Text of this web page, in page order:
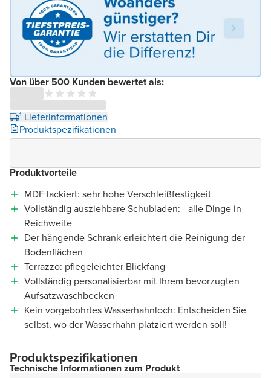
Von über 500 Kunden bewertet als:
¹ Lieferinformationen
Produktspezifikationen
Produktvorteile
MDF lackiert: sehr hohe Verschleißfestigkeit
Vollständig ausziehbare Schubladen: - alle Dinge in
Reichweite
Der hängende Schrank erleichtert die Reinigung der
Bodenflächen
Terrazzo: pflegeleichter Blickfang
Vollständig personalisierbar mit Ihrem bevorzugten
Aufsatzwaschbecken
Kein vorgebohrtes Wasserhahnloch: Entscheiden Sie
selbst, wo der Wasserhahn platziert werden soll!
Produktspezifikationen
Technische Informationen zum Produkt